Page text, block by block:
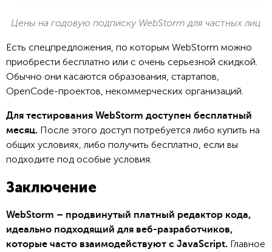
Цены на годовую подписку WebStorm для частных лиц
Есть спецпредложения, по которым WebStorm можно
приобрести бесплатно или с очень серьезной скидкой.
Обычно они касаются образования, стартапов,
OpenCode-проектов, некоммерческих организаций.
Для тестирования WebStorm доступен бесплатный
месяц. После этого доступ потребуется либо купить на
общих условиях, либо получить бесплатно, если вы
подходите под особые условия.
Заключение
WebStorm – продвинутый платный редактор кода,
идеально подходящий для веб-разработчиков,
которые часто взаимодействуют с JavaScript. Главное